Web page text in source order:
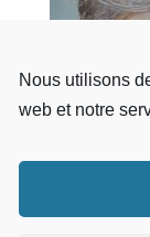
Nous utilisons
web et notre